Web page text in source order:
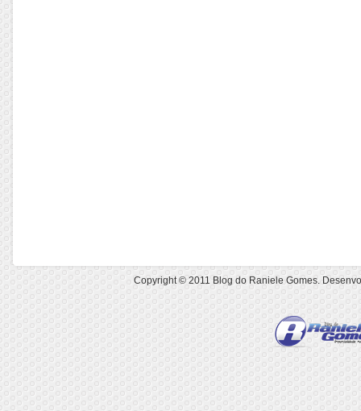
Copyright © 2011Blog do Raniele Gomes.